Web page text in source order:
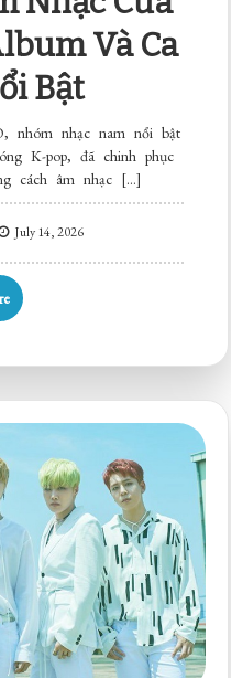
Và Ca
Bật
nhóm nhạc nam nổi bật
K-pop, đã chinh phục
cách âm nhạc […]
July 14, 2026